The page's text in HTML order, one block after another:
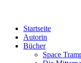
Startseite
Autorin
Bücher
Space